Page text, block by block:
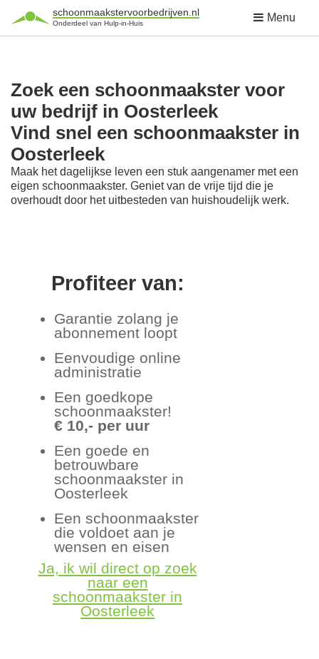
schoonmaakstervoorbedrijven.nl
Onderdeel van Hulp-in-Huis Menu
Zoek een schoonmaakster voor
uw bedrijf in Oosterleek
Vind snel een schoonmaakster in
Oosterleek
Maak het dagelijkse leven een stuk aangenamer met een
eigen schoonmaakster. Geniet van de vrije tijd die je
overhoudt door het uitbesteden van huishoudelijk werk.
Profiteer van:
Garantie zolang je
abonnement loopt
Eenvoudige online
administratie
Een goedkope
schoonmaakster!
€ 10,- per uur
Een goede en
betrouwbare
schoonmaakster in
Oosterleek
Een schoonmaakster
die voldoet aan je
wensen en eisen
Ja, ik wil direct op zoek
naar een
schoonmaakster in
Oosterleek